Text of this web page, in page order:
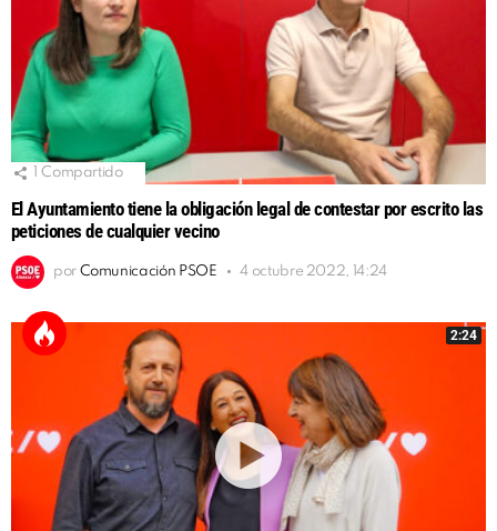
Compartido
El Ayuntamiento tiene la obligación legal de contestar por escrito las
peticiones de cualquier vecino
por Comunicación PSOE 4 octubre 2022, 14:24
2:24